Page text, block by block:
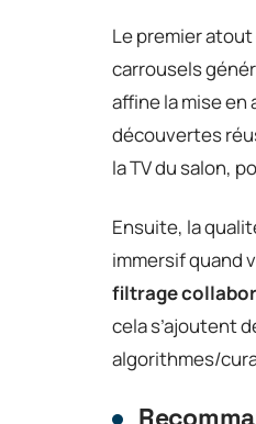
Le premier
carrousels
affine la mise
découvertes
la TV du salon,
Ensuite, la
immersif quand
filtrage
cela s’ajoutent
algorithmes/